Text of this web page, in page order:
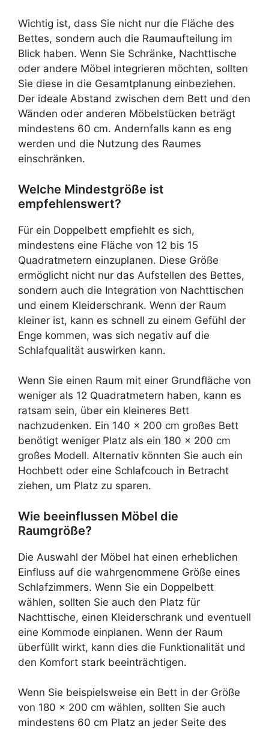
Wichtig ist, dass Sie nicht nur die Fläche des
Bettes, sondern auch die Raumaufteilung im
Blick haben. Wenn Sie Schränke, Nachttische
oder andere Möbel integrieren möchten, sollten
Sie diese in die Gesamtplanung einbeziehen.
Der ideale Abstand zwischen dem Bett und den
Wänden oder anderen Möbelstücken beträgt
mindestens 60 cm. Andernfalls kann es eng
werden und die Nutzung des Raumes
einschränken.
Welche Mindestgröße ist
empfehlenswert?
Für ein Doppelbett empfiehlt es sich,
mindestens eine Fläche von 12 bis 15
Quadratmetern einzuplanen. Diese Größe
ermöglicht nicht nur das Aufstellen des Bettes,
sondern auch die Integration von Nachttischen
und einem Kleiderschrank. Wenn der Raum
kleiner ist, kann es schnell zu einem Gefühl der
Enge kommen, was sich negativ auf die
Schlafqualität auswirken kann.
Wenn Sie einen Raum mit einer Grundfläche von
weniger als 12 Quadratmetern haben, kann es
ratsam sein, über ein kleineres Bett
nachzudenken. Ein 140 x 200 cm großes Bett
benötigt weniger Platz als ein 180 x 200 cm
großes Modell. Alternativ könnten Sie auch ein
Hochbett oder eine Schlafcouch in Betracht
ziehen, um Platz zu sparen.
Wie beeinflussen Möbel die
Raumgröße?
Die Auswahl der Möbel hat einen erheblichen
Einfluss auf die wahrgenommene Größe eines
Schlafzimmers. Wenn Sie ein Doppelbett
wählen, sollten Sie auch den Platz für
Nachttische, einen Kleiderschrank und eventuell
eine Kommode einplanen. Wenn der Raum
überfüllt wirkt, kann dies die Funktionalität und
den Komfort stark beeinträchtigen.
Wenn Sie beispielsweise ein Bett in der Größe
von 180 x 200 cm wählen, sollten Sie auch
mindestens 60 cm Platz an jeder Seite des